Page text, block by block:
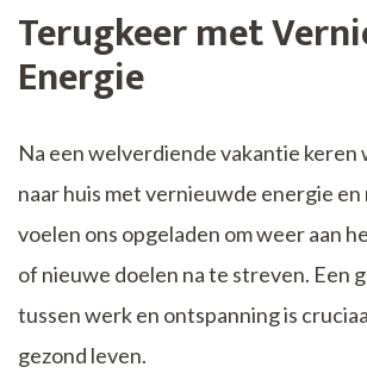
Terugkeer met
Energie
Na een welverdiende vakantie keren
naar huis met vernieuwde energie
voelen ons opgeladen om weer aan
of nieuwe doelen na te streven. Een
tussen werk en ontspanning is
gezond leven.